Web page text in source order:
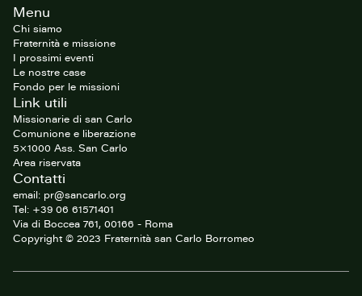
FooterMenu
Chi siamo
Fraternità e missione
I prossimi eventi
Le nostre case
Fondo per le missioni
Link utili
Missionarie di san Carlo
Comunione e liberazione
5×1000 Ass. San Carlo
Area riservata
Contatti
email: pr@sancarlo.org
Tel: +39 06 61571401
Via di Boccea 761, 00166 - Roma
Copyright © 2023 Fraternità san Carlo Borromeo